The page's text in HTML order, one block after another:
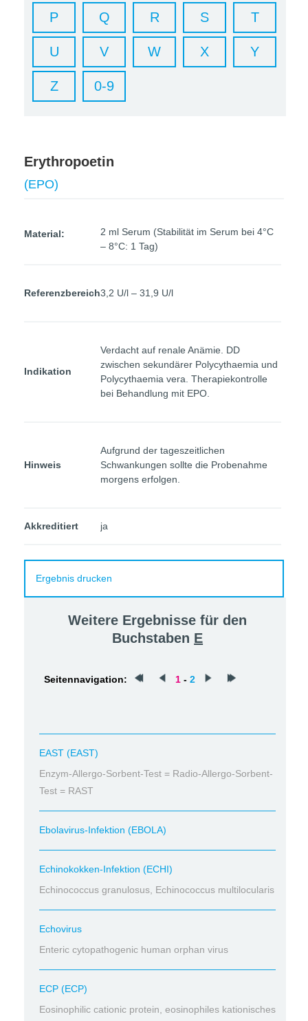
P Q R S T
U V W X Y
Z 0-9
Erythropoetin
(EPO)
Material:
2 ml Serum (Stabilität im Serum bei 4°C
– 8°C: 1 Tag)
Referenzbereich3,2 U/l – 31,9 U/l
Indikation
Verdacht auf renale Anämie. DD
zwischen sekundärer Polycythaemia und
Polycythaemia vera. Therapiekontrolle
bei Behandlung mit EPO.
Hinweis
Aufgrund der tageszeitlichen
Schwankungen sollte die Probenahme
morgens erfolgen.
Akkreditiert ja
Ergebnis drucken
Weitere Ergebnisse für den
Buchstaben E
Seitennavigation: 1 - 2
EAST (EAST)
Enzym-Allergo-Sorbent-Test = Radio-Allergo-Sorbent-
Test = RAST
Ebolavirus-Infektion (EBOLA)
Echinokokken-Infektion (ECHI)
Echinococcus granulosus, Echinococcus multilocularis
Echovirus
Enteric cytopathogenic human orphan virus
ECP (ECP)
Eosinophilic cationic protein, eosinophiles kationisches